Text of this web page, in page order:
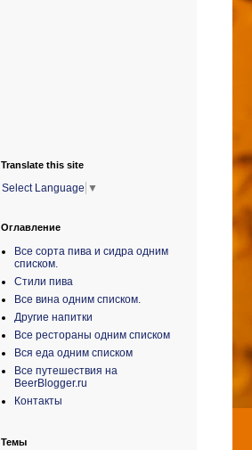
Translate this site
Select Language ▼
Оглавление
Все сорта пива и сидра одним
списком.
Стили пива
Все вина одним списком.
Другие напитки
Все рестораны одним списком
Вся еда одним списком
Все путешествия на
BeerBlogger.ru
Контакты
Темы